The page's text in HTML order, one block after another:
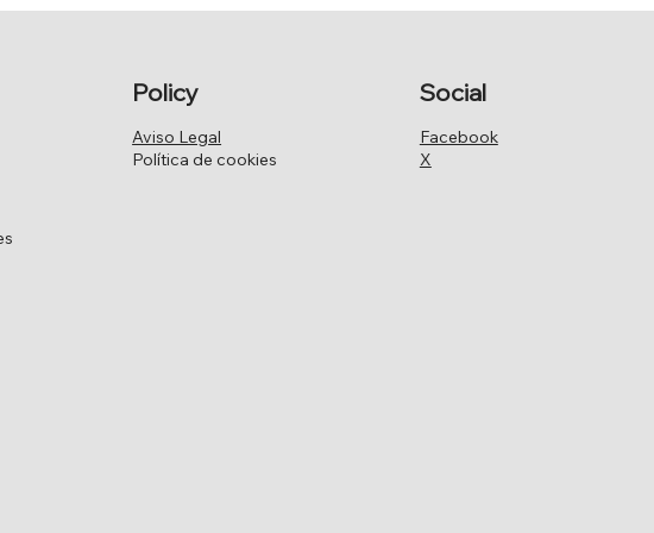
Facebook
X
Social
Aviso Legal
Política de cookies
Policy